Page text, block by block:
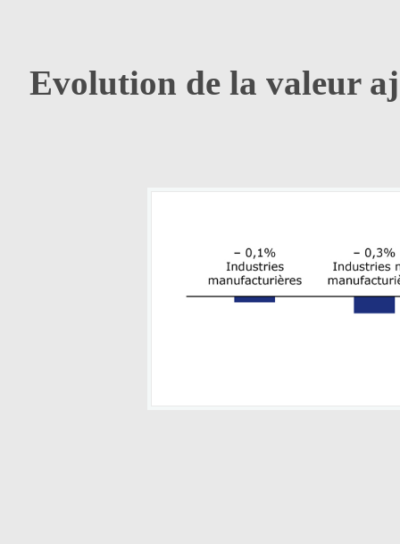
Evolution de la valeur